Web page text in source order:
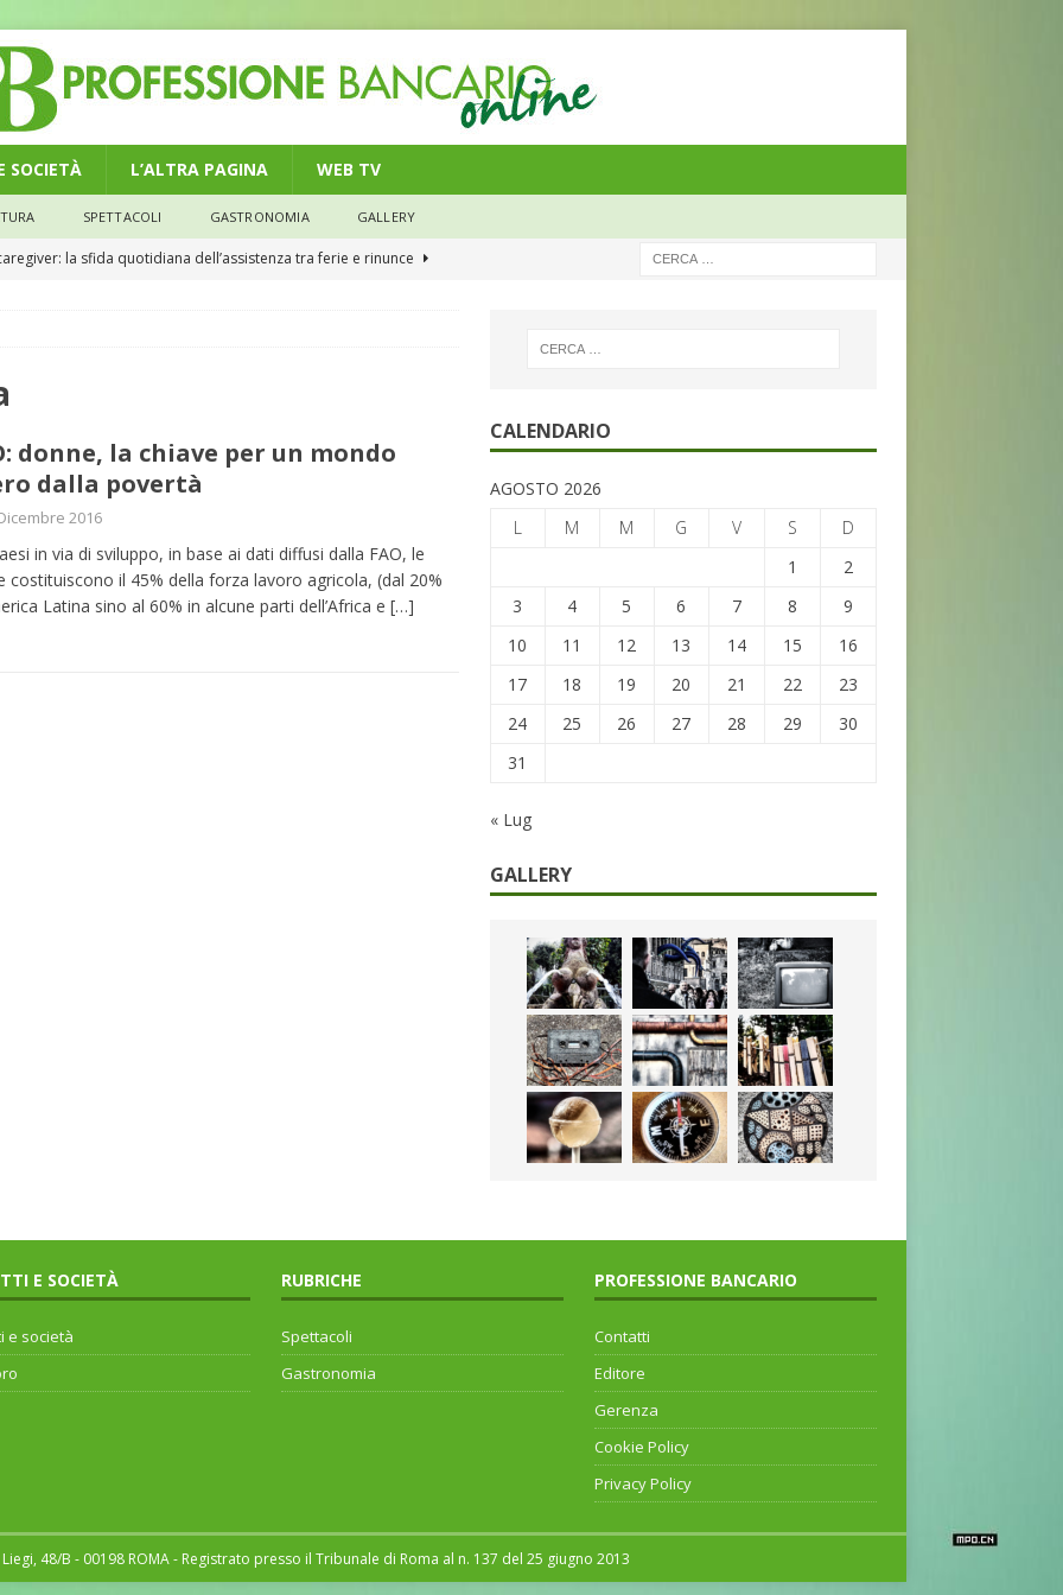
SOCIETÀ L’ALTRA PAGINA WEB TV
SPETTACOLI GASTRONOMIA GALLERY
la sfida quotidiana dell’assistenza tra ferie e rinunce
e il credito: più finanziamenti della media nazionale, ma rate e
num.16/2026 – Legge di Bilancio 2026 – Il nuovo limite di 5000
in denaro, ma anche i benefit aziendali
DIRITTI E SOCIETÀ
donne, la chiave per un mondo
dalla povertà
2016
in via di sviluppo, in base ai dati diffusi dalla FAO, le
costituiscono il 45% della forza lavoro agricola, (dal 20%
Latina sino al 60% in alcune parti dell’Africa e […]
CALENDARIO
AGOSTO 2026
L
M M G V S
D
1
2
3
4 5 6 7 8
9
10
11 12 13 14 15
16
17
18 19 20 21 22
23
24
25 26 27 28 29
30
31
« Lug
GALLERY
E SOCIETÀ
e società
RUBRICHE
Spettacoli
Gastronomia
PROFESSIONE BANCARIO
Contatti
Editore
Gerenza
Cookie Policy
Privacy Policy
48/B - 00198 ROMA - Registrato presso il Tribunale di Roma al n. 137 del 25 giugno 2013